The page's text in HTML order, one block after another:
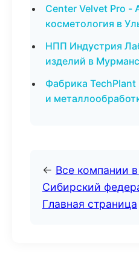
Center Velvet Pro -
косметология в
НПП Индустрия
изделий в
Фабрика
и
← Все компании
Сибирский
Главная страница